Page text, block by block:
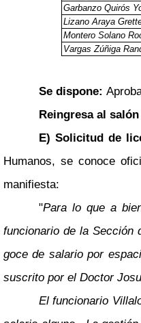
Garbanzo Quirós
Lizano Araya
Montero Solano
Vargas Zúñiga
Se dispone:
Reingresa al
E) Solicitud de
Humanos, se conoce
manifiesta:
"Para lo que a
funcionario de la Sección
goce de salario por
suscrito por el Doctor
El funcionario